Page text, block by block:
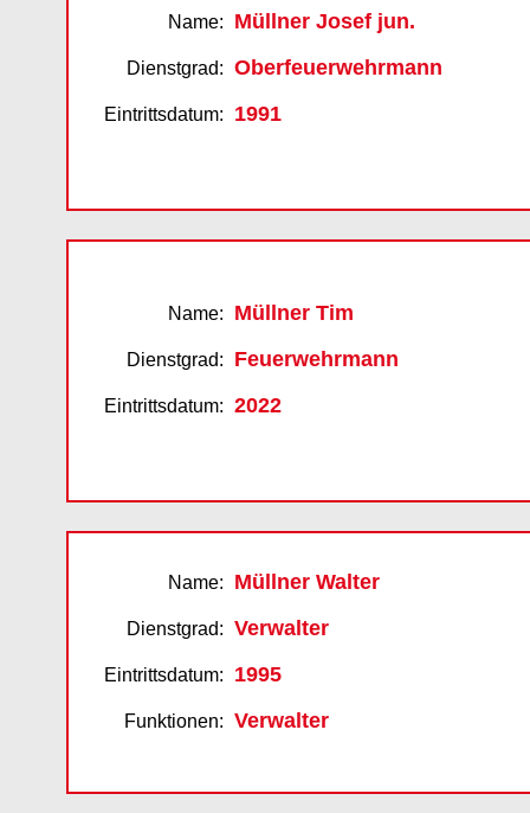
Name:
Dienstgrad:
Eintrittsdatum:
Müllner Josef jun.
Oberfeuerwehrmann
1991
Name:
Dienstgrad:
Eintrittsdatum:
Müllner Tim
Feuerwehrmann
2022
Name:
Dienstgrad:
Eintrittsdatum:
Funktionen:
Müllner Walter
Verwalter
1995
Verwalter